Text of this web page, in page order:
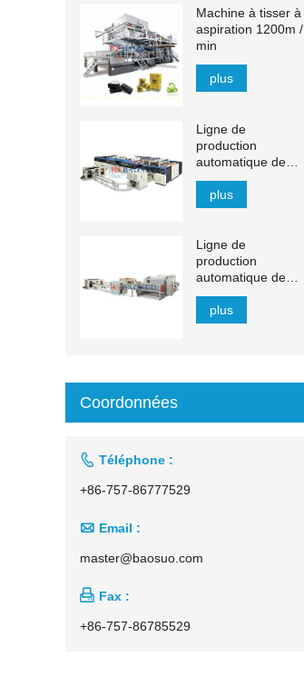
Machine à tisser à
aspiration 1200m /
min
plus
Ligne de
production
automatique de
mouchoirs YH-FG
plus
Ligne de
production
automatique de
mouchoirs en
papier à transfert
automatique de
plus
Coordonnées
 Téléphone :
+86-757-86777529
 Email :
master@baosuo.com
 Fax :
+86-757-86785529